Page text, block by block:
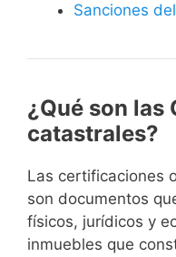
Sanciones
¿Qué son
catastrales?
Las certificaciones
son documentos
físicos, jurídicos y
inmuebles que